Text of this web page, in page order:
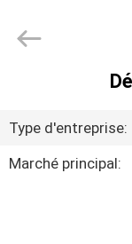
PRODUITS
Joyruns
Steel
Type d'entreprise:
Marché principal: